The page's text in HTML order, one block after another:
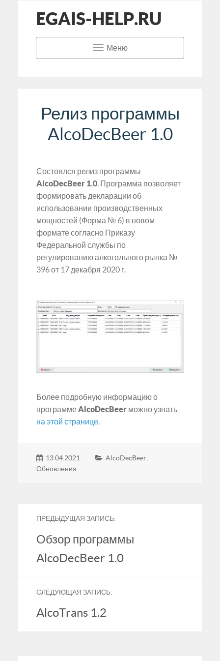
EGAIS-HELP.RU
Меню
Релиз программы
AlcoDecBeer 1.0
Состоялся релиз программы
AlcoDecBeer 1.0. Программа позволяет
формировать декларации об
использовании производственных
мощностей (Форма № 6) в новом
формате согласно Приказу
Федеральной службы по
регулированию алкогольного рынка №
396 от 17 декабря 2020 г.
Более подробную информацию о
программеAlcoDecBeer можно узнать
на этой странице.
13.04.2021 AlcoDecBeer,
Обновления
ПРЕДЫДУЩАЯ ЗАПИСЬ:
Обзор программы
AlcoDecBeer 1.0
СЛЕДУЮЩАЯ ЗАПИСЬ:
AlcoTrans 1.2